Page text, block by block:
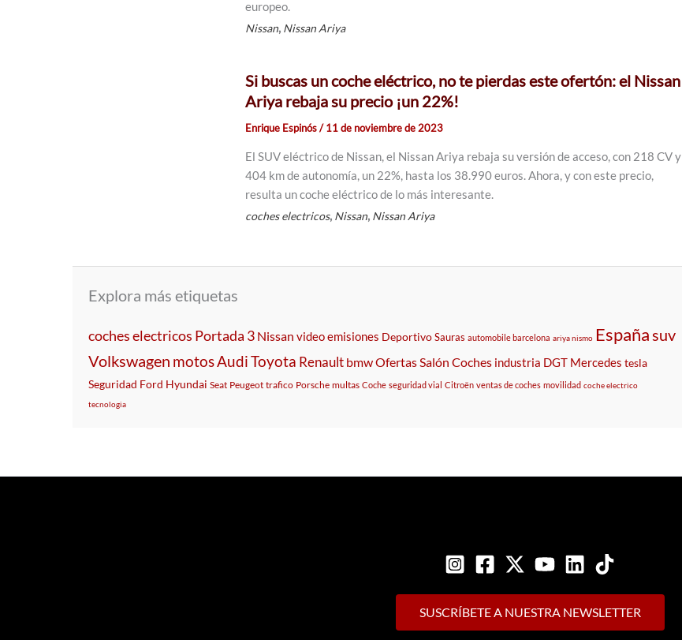
europeo.
Nissan, Nissan Ariya
Si buscas un coche eléctrico, no te pierdas este ofertón: el Nissan
Ariya rebaja su precio ¡un 22%!
Enrique Espinós/11 de noviembre de 2023
El SUV eléctrico de Nissan, el Nissan Ariya rebaja su versión de acceso, con 218 CV y
404 km de autonomía, un 22%, hasta los 38.990 euros. Ahora, y con este precio,
resulta un coche eléctrico de lo más interesante.
coches electricos, Nissan, Nissan Ariya
Explora más etiquetas
coches electricos Portada 3 Nissan videoemisiones DeportivoSauras automobile barcelona ariya nismo Españasuv
Volkswagen motosAudiToyota Renault bmwOfertasSalón Coches industria DGT Mercedes tesla
Seguridad Ford Hyundai Seat Peugeot trafico Porsche multas Coche seguridad vial Citroën ventas de coches movilidad coche electrico
tecnologia
SUSCRÍBETE A NUESTRA NEWSLETTER